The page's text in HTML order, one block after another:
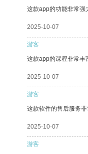
这款app的功能非常强
2025-10-07
游客
这款app的课程非常丰
2025-10-07
游客
这款软件的售后服务
2025-10-07
游客